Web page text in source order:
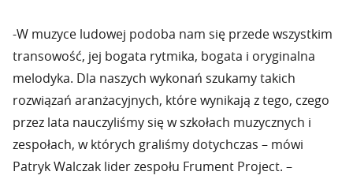
-W muzyce ludowej podoba nam się przede wszystkim
transowość, jej bogata rytmika, bogata i oryginalna
melodyka. Dla naszych wykonań szukamy takich
rozwiązań aranżacyjnych, które wynikają z tego, czego
przez lata nauczyliśmy się w szkołach muzycznych i
zespołach, w których graliśmy dotychczas – mówi
Patryk Walczak lider zespołu Frument Project. –